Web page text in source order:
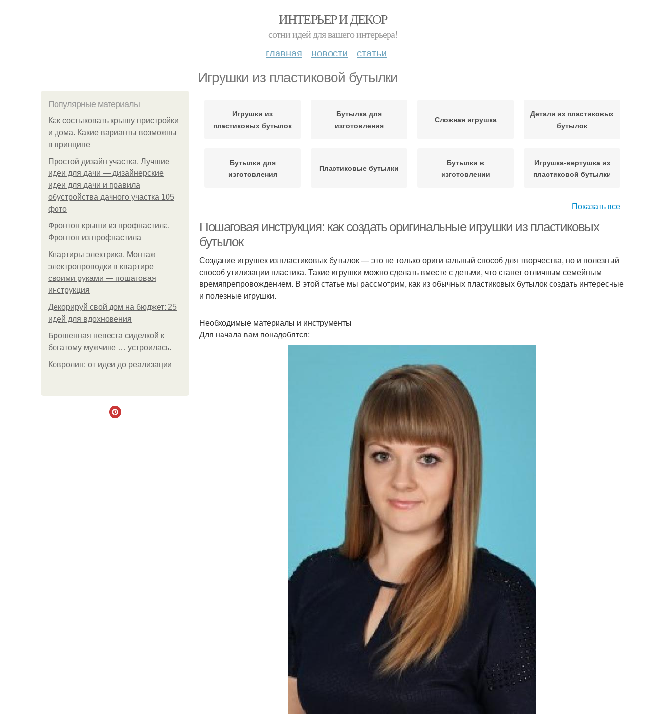
ИНТЕРЬЕР И ДЕКОР
сотни идей для вашего интерьера!
главная новости статьи
Игрушки из пластиковой бутылки
Популярные материалы
Как состыковать крышу пристройки
и дома. Какие варианты возможны
в принципе
Простой дизайн участка. Лучшие
идеи для дачи — дизайнерские
идеи для дачи и правила
обустройства дачного участка 105
фото
Фронтон крыши из профнастила.
Фронтон из профнастила
Квартиры электрика. Монтаж
электропроводки в квартире
своими руками — пошаговая
инструкция
Декорируй свой дом на бюджет: 25
идей для вдохновения
Брошенная невеста сиделкой к
богатому мужчине … устроилась.
Ковролин: от идеи до реализации
Игрушки из
пластиковых бутылок
Бутылка для
изготовления
Сложная игрушка
Детали из пластиковых
бутылок
Бутылки для
изготовления
Пластиковые бутылки
Бутылки в
изготовлении
Игрушка-вертушка из
пластиковой бутылки
поделок
Вазы из декоративных
бутылок
Бутылки для детей Идеи для игрушек
Бутылки в
образовательных целях
Тканевые игрушки
пластиковых бутылок
Показать все
Пошаговая инструкция: как создать оригинальные игрушки из пластиковых
бутылок
Создание игрушек из пластиковых бутылок — это не только оригинальный способ для творчества, но и полезный
способ утилизации пластика. Такие игрушки можно сделать вместе с детьми, что станет отличным семейным
времяпрепровождением. В этой статье мы рассмотрим, как из обычных пластиковых бутылок создать интересные
и полезные игрушки.
Необходимые материалы и инструменты
Для начала вам понадобятся: